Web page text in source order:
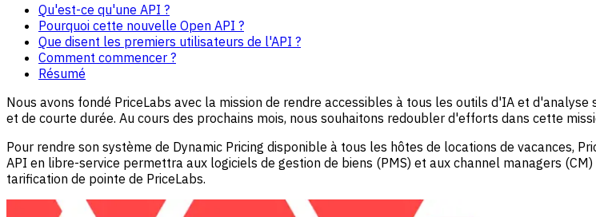
Qu'est-ce qu'une API ?
Pourquoi cette nouvelle Open API ?
Que disent les premiers utilisateurs de l'API ?
Comment commencer ?
Résumé
Nous avons fondé PriceLabs avec la mission de rendre accessibles à tous les outils d'IA et
et de courte durée. Au cours des prochains mois, nous souhaitons redoubler d'efforts dans cette
Pour rendre son système de Dynamic Pricing disponible à tous les hôtes de locations de vacances,
API en libre-service permettra aux logiciels de gestion de biens (PMS) et aux channel managers
tarification de pointe de PriceLabs.